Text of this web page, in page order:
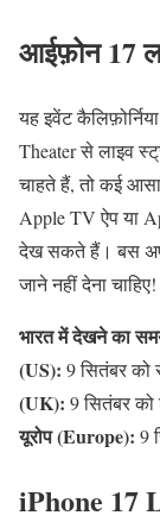
आईफ़ोन 17
यह इवेंट
Theater से लाइव
चाहते हैं, तो कई
Apple TV ऐप या
देख सकते हैं। बस
जाने नहीं देना चाहिए!
भारत में देखने का
(US): 9 सितंबर
(UK): 9 सितंबर
यूरोप (Europe): 9
iPhone 17